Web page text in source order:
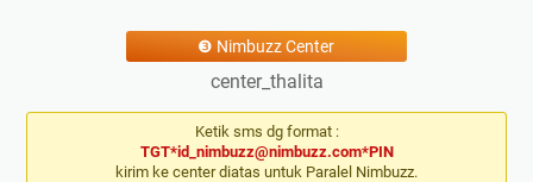
❸ Nimbuzz Center
center_thalita
Ketik sms dg format :
TGT*id_nimbuzz@nimbuzz.com*PIN
kirim ke center diatas untuk Paralel Nimbuzz.